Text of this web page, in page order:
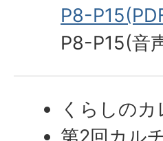
P8-
P8-P15(音
くらしの